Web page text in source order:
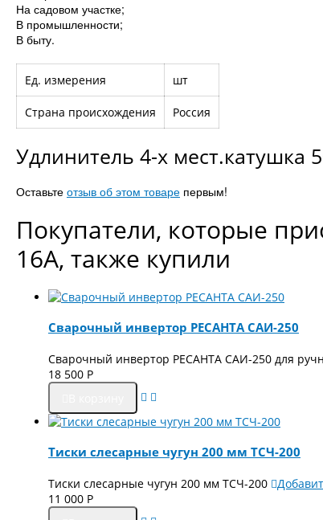
На садовом участке;
В промышленности;
В быту.
Ед. измерения шт
Страна происхождения Россия
Удлинитель 4-х мест.катушка
Оставьте отзыв об этом товаре первым!
Покупатели, которые
16А, также купили
Сварочный инвертор РЕСАНТА САИ-250
Сварочный инвертор РЕСАНТА САИ-250 для
18 500 Р
Тиски слесарные чугун 200 мм ТСЧ-200
Тиски слесарные чугун 200 мм ТСЧ-200
11 000 Р